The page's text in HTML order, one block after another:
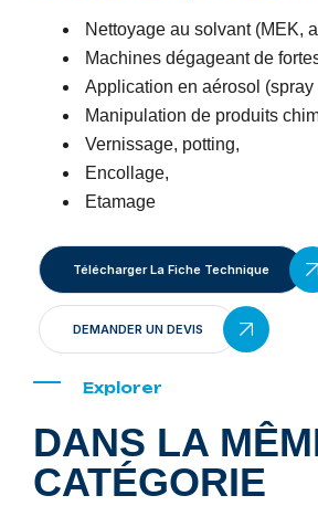
Nettoyage au solvant (MEK,
Machines dégageant de
Application en aérosol (spray
Manipulation de produits
Vernissage, potting,
Encollage,
Etamage
Télécharger La Fiche Technique
DEMANDER UN DEVIS
Explorer
DANS LA
CATÉGORIE